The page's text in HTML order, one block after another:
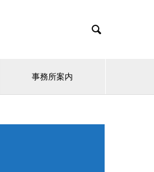

事務所案内